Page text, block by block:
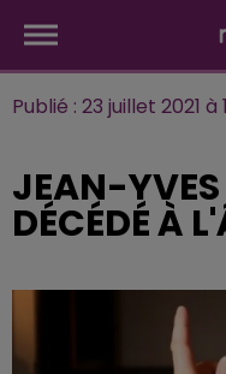
Publié : 23 juillet 2021
JEAN-YVES
DÉCÉDÉ À